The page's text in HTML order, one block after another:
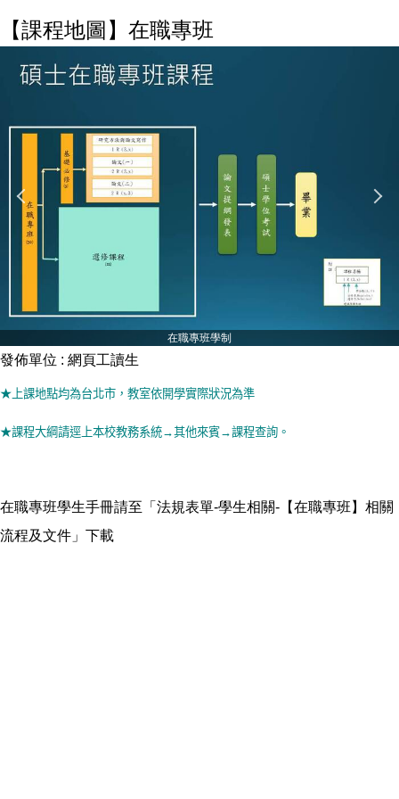
【課程地圖】在職專班
在職專班學制
發佈單位 : 網頁工讀生
★上課地點均為台北市，教室依開學實際狀況為準
★課程大綱請逕上本校教務系統→其他來賓→課程查詢。
在職專班學生手冊請至「法規表單-學生相關-【在職專班】相關
流程及文件」下載